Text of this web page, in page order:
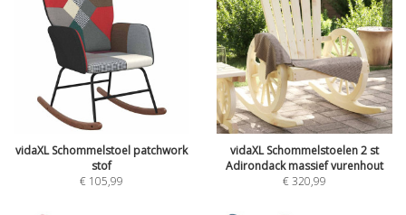
vidaXL Schommelstoel patchwork
stof
€ 105,99
vidaXL Schommelstoelen 2 st
Adirondack massief vurenhout
€320,99